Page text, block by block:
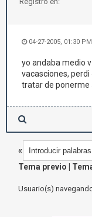
04-27-2005, 01:30 PM
yo andaba medio
vacasciones,
tratar de ponerme
«
Tema previo
Usuario(s)